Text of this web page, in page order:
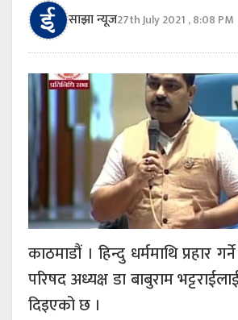
साझा न्यूज27th July 2021 , 8:08 PM
काठमाडौं । हिन्दु धर्ममाथि प्रहार
परिषद अध्यक्ष डा बाबुराम
दिइएको छ ।